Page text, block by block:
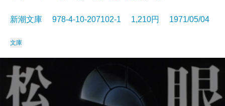
新潮文庫 978-4-10-207102-1 1,210円 1971/05/04
文庫